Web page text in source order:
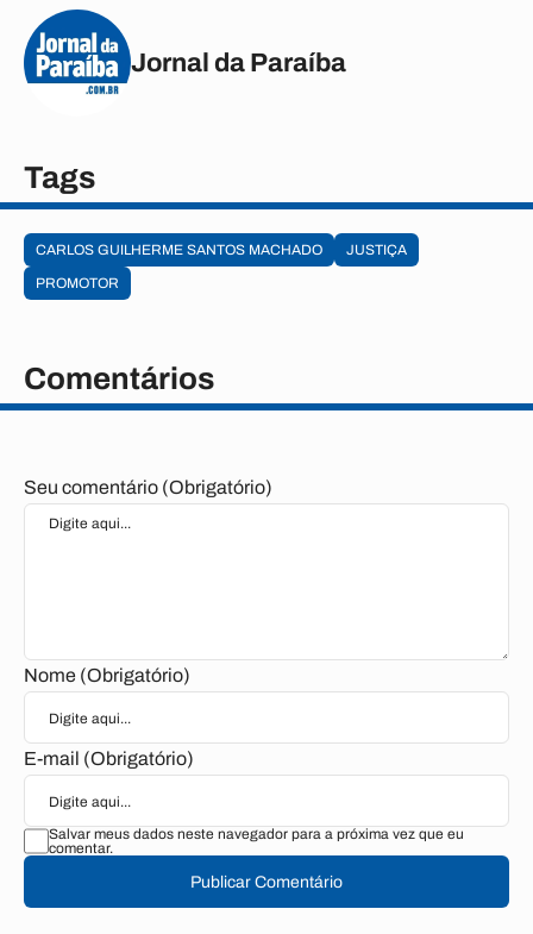
Jornal da Paraíba
Tags
CARLOS GUILHERME SANTOS MACHADO
JUSTIÇA
PROMOTOR
Comentários
Seu comentário (Obrigatório)
Nome (Obrigatório)
E-mail (Obrigatório)
Salvar meus dados neste navegador para a próxima vez que eu
comentar.
Publicar Comentário